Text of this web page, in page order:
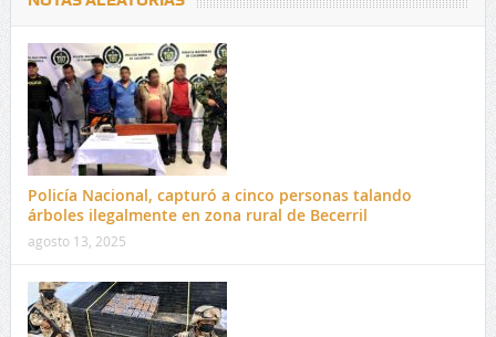
Policía Nacional, capturó a cinco personas talando
árboles ilegalmente en zona rural de Becerril
agosto 13, 2025